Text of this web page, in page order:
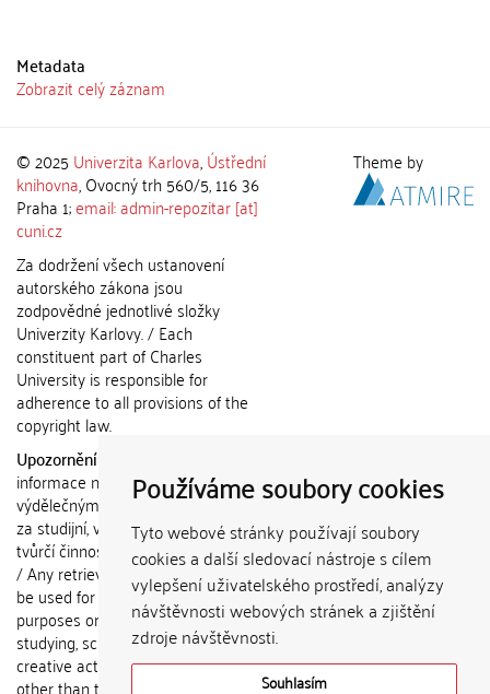
Používáme soubory cookies
Tyto webové stránky používají soubory
cookies a další sledovací nástroje s cílem
vylepšení uživatelského prostředí, analýzy
návštěvnosti webových stránek a zjištění
zdroje návštěvnosti.
Souhlasím
Metadata
Zobrazit celý záznam
© 2025 Univerzita Karlova,Ústřední
knihovna, Ovocný trh 560/5, 116 36
Praha 1;email: admin-repozitar [at]
cuni.cz
Za dodržení všech ustanovení
autorského zákona jsou
zodpovědné jednotlivé složky
Univerzity Karlovy. / Each
constituent part of Charles
University is responsible for
adherence to all provisions of the
copyright law.
Upozornění / Notice:
informace nemohou být použity k
výdělečným účelům nebo vydávány
za studijní, vědeckou nebo jinou
tvůrčí činnost jiné osoby než autora.
/ Any retrieved information shall not
be used for any commercial
purposes or claimed as results of
studying, scientific or any other
creative activities of any person
other than the author.
Theme by